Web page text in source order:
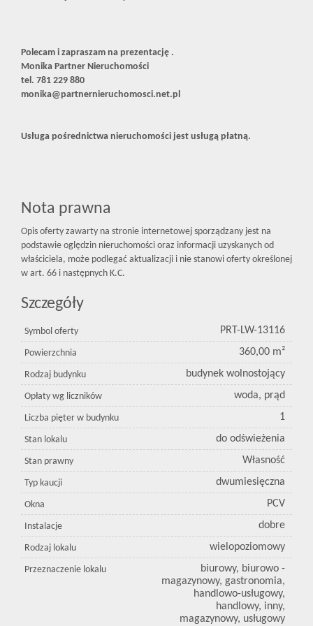
Polecam i zapraszam na prezentację .
Monika Partner Nieruchomości
tel. 781 229 880
monika@partnernieruchomosci.net.pl
Usługa pośrednictwa nieruchomości jest usługą płatną.
Nota prawna
Opis oferty zawarty na stronie internetowej sporządzany jest na
podstawie oględzin nieruchomości oraz informacji uzyskanych od
właściciela, może podlegać aktualizacji i nie stanowi oferty określonej
w art. 66 i następnych K.C.
Szczegóły
Symbol oferty PRT-LW-13116
Powierzchnia 360,00 m²
Rodzaj budynku budynek wolnostojący
Opłaty wg liczników woda, prąd
Liczba pięter w budynku 1
Stan lokalu do odświeżenia
Stan prawny Własność
Typ kaucji dwumiesięczna
Okna PCV
Instalacje dobre
Rodzaj lokalu wielopoziomowy
Przeznaczenie lokalu
biurowy, biurowo -
magazynowy, gastronomia,
handlowo-usługowy,
handlowy, inny,
magazynowy, usługowy